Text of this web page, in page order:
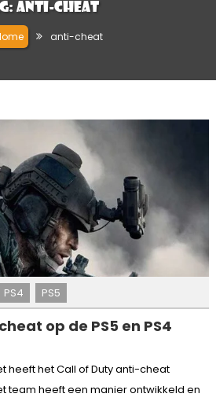
anti-cheat
anti-cheat
PS4 PS5
op de PS5 en PS4
heeft het Call of Duty anti-cheat
team heeft een manier ontwikkeld en